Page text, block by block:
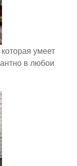
умеет
в любои